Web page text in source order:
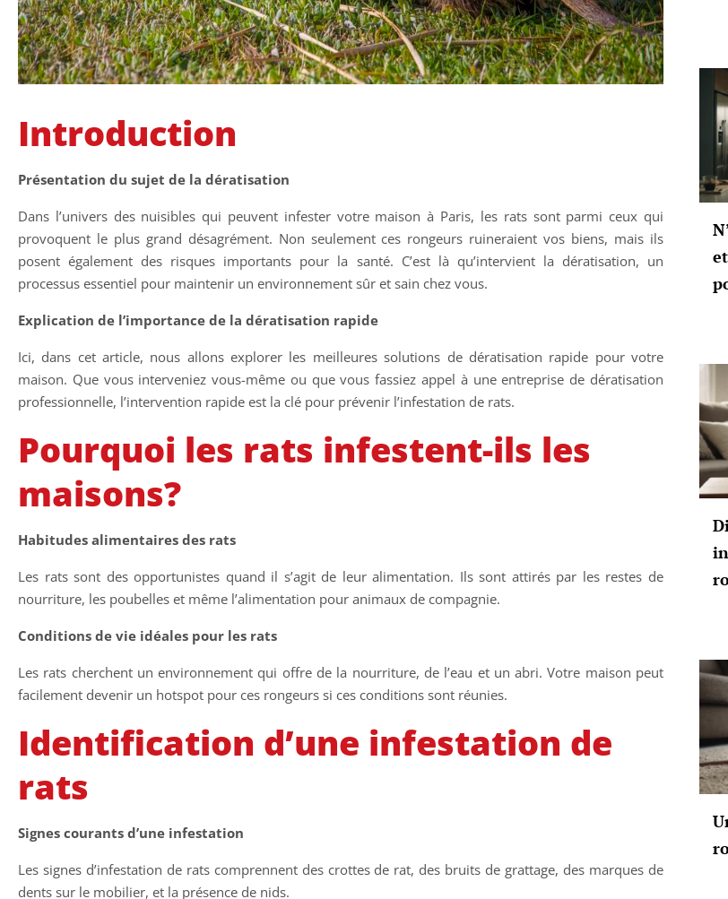
Introduction
Présentation du sujet de la dératisation
Dans l’univers des nuisibles qui peuvent infester votre maison à Paris, les rats sont parmi ceux qui
provoquent le plus grand désagrément. Non seulement ces rongeurs ruineraient vos biens, mais ils
posent également des risques importants pour la santé. C’est là qu’intervient la dératisation, un
processus essentiel pour maintenir un environnement sûr et sain chez vous.
Explication de l’importance de la dératisation rapide
Ici, dans cet article, nous allons explorer les meilleures solutions de dératisation rapide pour votre
maison. Que vous interveniez vous-même ou que vous fassiez appel à une entreprise de dératisation
professionnelle, l’intervention rapide est la clé pour prévenir l’infestation de rats.
Pourquoi les rats infestent-ils les
maisons?
Habitudes alimentaires des rats
Les rats sont des opportunistes quand il s’agit de leur alimentation. Ils sont attirés par les restes de
nourriture, les poubelles et même l’alimentation pour animaux de compagnie.
Conditions de vie idéales pour les rats
Les rats cherchent un environnement qui offre de la nourriture, de l’eau et un abri. Votre maison peut
facilement devenir un hotspot pour ces rongeurs si ces conditions sont réunies.
Identification d’une infestation de
rats
Signes courants d’une infestation
Les signes d’infestation de rats comprennent des crottes de rat, des bruits de grattage, des marques de
dents sur le mobilier, et la présence de nids.